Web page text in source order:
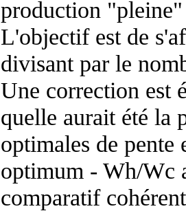
production "pleine"
L'objectif est de
divisant par le
Une correction est
quelle aurait été la
optimales de
optimum - Wh/Wc
comparatif